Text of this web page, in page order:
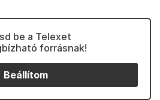
be a Telexet
forrásnak!
Beállítom